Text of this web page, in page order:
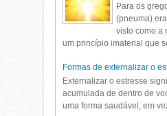
Para os
(pneuma)
visto como a
um princípio imaterial que
Formas de externalizar o
Externalizar o estresse
acumulada de dentro de
uma forma saudável, em